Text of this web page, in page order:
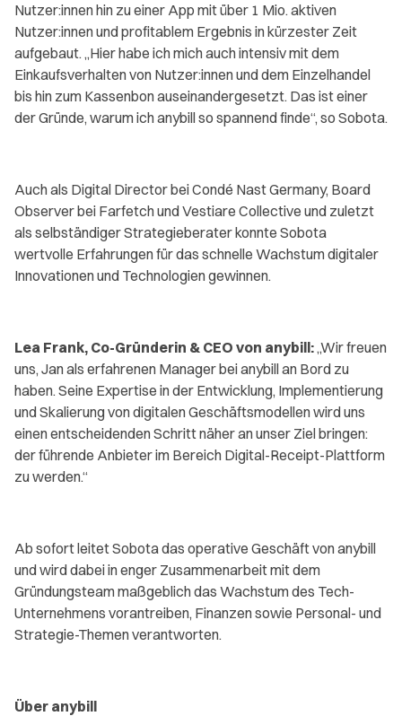
Nutzer:innen hin zu einer App mit über 1 Mio. aktiven
Nutzer:innen und profitablem Ergebnis in kürzester Zeit
aufgebaut. „Hier habe ich mich auch intensiv mit dem
Einkaufsverhalten von Nutzer:innen und dem Einzelhandel
bis hin zum Kassenbon auseinandergesetzt. Das ist einer
der Gründe, warum ich anybill so spannend finde“, so Sobota.
Auch als Digital Director bei Condé Nast Germany, Board
Observer bei Farfetch und Vestiare Collective und zuletzt
als selbständiger Strategieberater konnte Sobota
wertvolle Erfahrungen für das schnelle Wachstum digitaler
Innovationen und Technologien gewinnen.
Lea Frank, Co-Gründerin & CEO von anybill:„Wir freuen
uns, Jan als erfahrenen Manager bei anybill an Bord zu
haben. Seine Expertise in der Entwicklung, Implementierung
und Skalierung von digitalen Geschäftsmodellen wird uns
einen entscheidenden Schritt näher an unser Ziel bringen:
der führende Anbieter im Bereich Digital-Receipt-Plattform
zu werden.“
Ab sofort leitet Sobota das operative Geschäft von anybill
und wird dabei in enger Zusammenarbeit mit dem
Gründungsteam maßgeblich das Wachstum des Tech-
Unternehmens vorantreiben, Finanzen sowie Personal- und
Strategie-Themen verantworten.
Über anybill